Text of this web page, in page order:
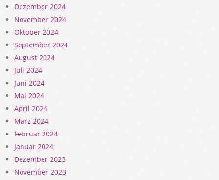
Dezember 2024
November 2024
Oktober 2024
September 2024
August 2024
Juli 2024
Juni 2024
Mai 2024
April 2024
März 2024
Februar 2024
Januar 2024
Dezember 2023
November 2023